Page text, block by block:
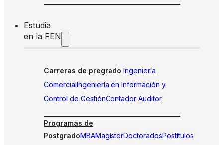
Estudia
en la FEN
Carreras de pregrado Ingeniería
ComercialIngeniería en Información y
Control de GestiónContador Auditor
Programas de
PostgradoMBAMagísterDoctoradosPostítulos